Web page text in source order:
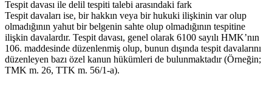
Tespit davası ile delil tespiti talebi arasındaki fark
Tespit davaları ise, bir hakkın veya bir hukuki ilişkinin var olup
olmadığının yahut bir belgenin sahte olup olmadığının tespitine
ilişkin davalardır. Tespit davası, genel olarak 6100 sayılı HMK’nın
106. maddesinde düzenlenmiş olup, bunun dışında tespit davalarını
düzenleyen bazı özel kanun hükümleri de bulunmaktadır (Örneğin;
TMK m. 26, TTK m. 56/1-a).